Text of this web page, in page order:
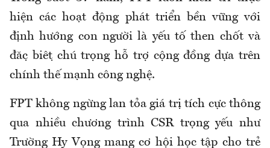
hiện các hoạt động phát triển bền vững với
định hướng con người là yếu tố then chốt và
đặc biệt chú trọng hỗ trợ cộng đồng dựa trên
chính thế mạnh công nghệ.
FPT không ngừng lan tỏa giá trị tích cực thông
qua nhiều chương trình CSR trọng yếu như
Trường Hy Vọng mang cơ hội học tập cho trẻ